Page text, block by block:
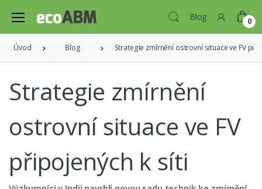
Blog 0
Úvod Blog Strategie zmírnění ostrovní situace ve FV
Strategie zmírnění
ostrovní situace ve FV
připojených k síti